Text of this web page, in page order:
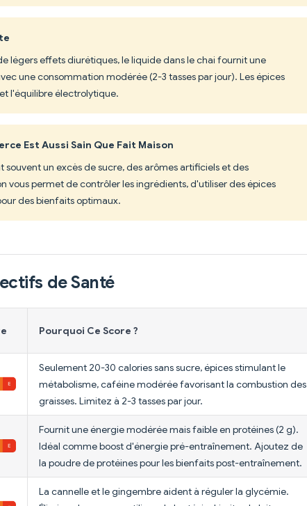
légers effets diurétiques, le liquide dans le chai fournit une
une consommation modérée (2-3 tasses par jour). Les épices
l'équilibre électrolytique.
Est Aussi Sain Que Fait Maison
souvent un excès de sucre, des arômes artificiels et des
vous permet de contrôler les ingrédients, d'utiliser des épices
des bienfaits optimaux.
de Santé
Pourquoi Ce Score ?
Seulement 20-30 calories sans sucre, épices stimulant le
métabolisme, caféine modérée favorisant la combustion des
graisses. Limitez à 2-3 tasses par jour.
Fournit une énergie modérée mais faible en protéines (2 g).
Idéal comme boost d'énergie pré-entraînement. Ajoutez de
la poudre de protéines pour les bienfaits post-entraînement.
La cannelle et le gingembre aident à réguler la glycémie.